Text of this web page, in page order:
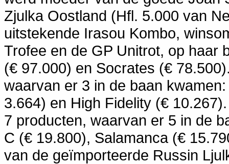
Zjulka Oostland (Hfl. 5.000 van
uitstekende Irasou Kombo,
Trofee en de GP Unitrot, op haar
(€ 97.000) en Socrates (€
waarvan er 3 in de baan
3.664) en High Fidelity (€
7 producten, waarvan er 5 in de
C (€ 19.800), Salamanca (€
van de geïmporteerde Russin